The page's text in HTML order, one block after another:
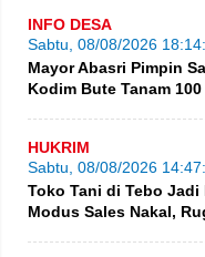
INFO DESA
Sabtu, 08/08/2026
Mayor Abasri Pimpin
Kodim Bute Tanam
HUKRIM
Sabtu, 08/08/2026
Toko Tani di Tebo
Modus Sales Nakal,